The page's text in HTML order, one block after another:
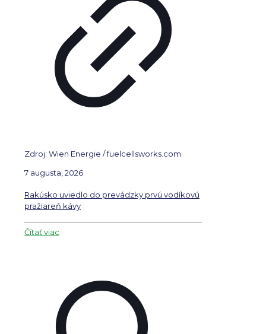
Zdroj: Wien Energie / fuelcellsworks.com
7 augusta, 2026
Rakúsko uviedlo do prevádzky prvú vodíkovú
pražiareň kávy
Čítať viac